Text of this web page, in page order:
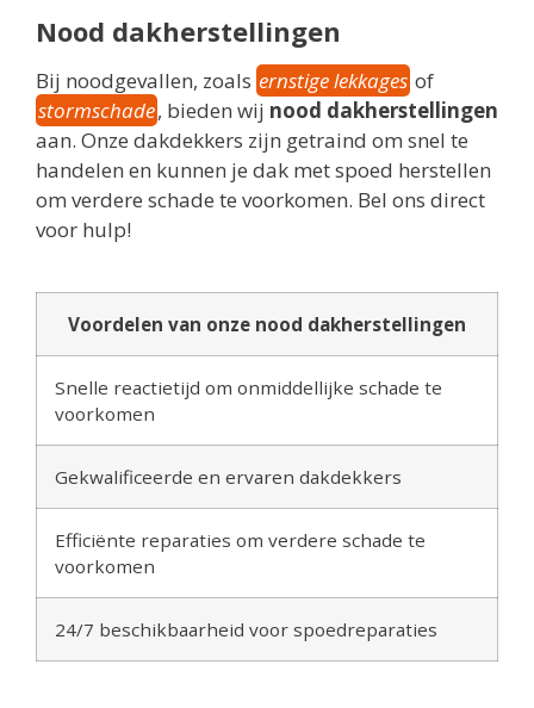
Nood dakherstellingen
Bij noodgevallen, zoals ernstige lekkages of
stormschade, bieden wij nood dakherstellingen
aan. Onze dakdekkers zijn getraind om snel te
handelen en kunnen je dak met spoed herstellen
om verdere schade te voorkomen. Bel ons direct
voor hulp!
Voordelen van onze nood dakherstellingen
Snelle reactietijd om onmiddellijke schade te
voorkomen
Gekwalificeerde en ervaren dakdekkers
Efficiënte reparaties om verdere schade te
voorkomen
24/7 beschikbaarheid voor spoedreparaties